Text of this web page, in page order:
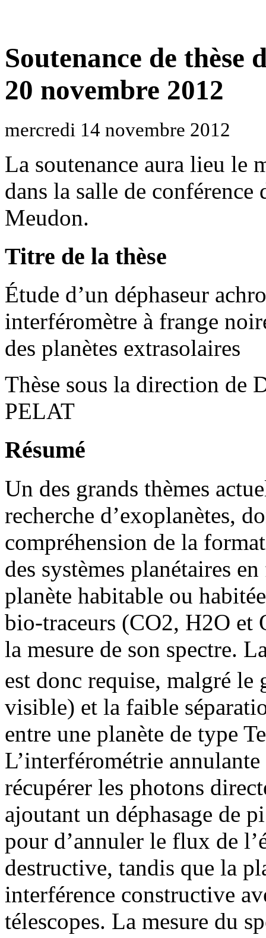
Soutenance de
20 novembre 2012
mercredi 14 novembre 2012
La soutenance aura lieu le
dans la salle de conférence
Meudon.
Titre de la thèse
Étude d’un déphaseur
interféromètre à frange
des planètes extrasolaires
Thèse sous la direction de
PELAT
Résumé
Un des grands thèmes
recherche d’exoplanètes,
compréhension de la
des systèmes planétaires
planète habitable ou
bio-traceurs (CO2, H2O et
la mesure de son spectre.
est donc requise, malgré le
visible) et la faible
entre une planète de type
L’interférométrie
récupérer les photons
ajoutant un déphasage de
pour d’annuler le flux de
destructive, tandis que la
interférence constructive
télescopes. La mesure du